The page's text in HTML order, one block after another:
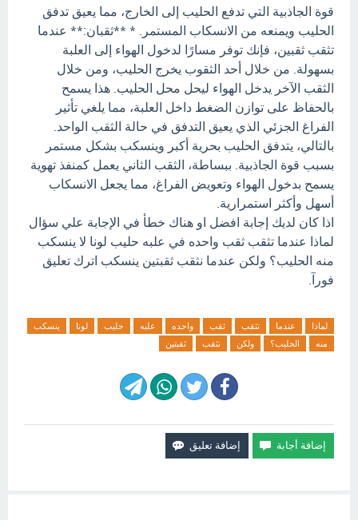
قوة الجاذبية التي تدفع الحليب إلى الخارج، مما يعيق تدفق
الحليب ويمنعه من الانسكاب المستمر. * **ثقبان:** عندما
تثقب ثقبين، فإنك توفر مسارًا لدخول الهواء إلى العلبة
بسهولة. من خلال أحد الثقوب يخرج الحليب، ومن خلال
الثقب الآخر يدخل الهواء ليحل محل الحليب. هذا يسمح
بالحفاظ على توازن الضغط داخل العلبة، مما يلغي تأثير
الفراغ الجزئي الذي يعيق التدفق في حالة الثقب الواحد.
بالتالي، يتدفق الحليب بحرية أكبر وينسكب بشكل مستمر
بسبب قوة الجاذبية. ببساطة، الثقب الثاني يعمل كمنفذ تهوية
يسمح بدخول الهواء وتعويض الفراغ، مما يجعل الانسكاب
أسهل وأكثر استمرارية.
اذا كان لديك إجابة افضل او هناك خطأ في الإجابة علي سؤال
لماذا عندما تثقب ثقب واحده في علبه حليب لونا لا ينسكب
منه الحليب؟ ولكن عندما نثقب ثقبتين ينسكب اترك تعليق
فورآ.
لماذا عندما تثقب ثقب واحده علبه حليب لونا
ينسكب
منه
الحليب؟ ولكن نثقب ثقبتين